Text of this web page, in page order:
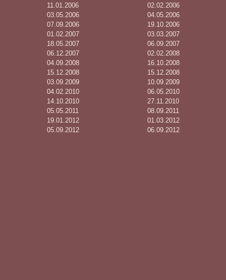
11.01.2006
02.02.2006
03.05.2006
04.05.2006
07.09.2006
19.10.2006
01.02.2007
03.03.2007
18.05.2007
06.09.2007
06.12.2007
02.02.2008
04.09.2008
16.10.2008
15.12.2008
15.12.2008
03.09.2009
10.09.2009
04.02.2010
06.05.2010
14.10.2010
27.11.2010
05.05.2011
08.09.2011
19.01.2012
01.03.2012
05.09.2012
06.09.2012